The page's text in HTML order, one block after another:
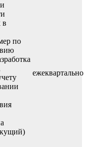
в
по
ежеквартально